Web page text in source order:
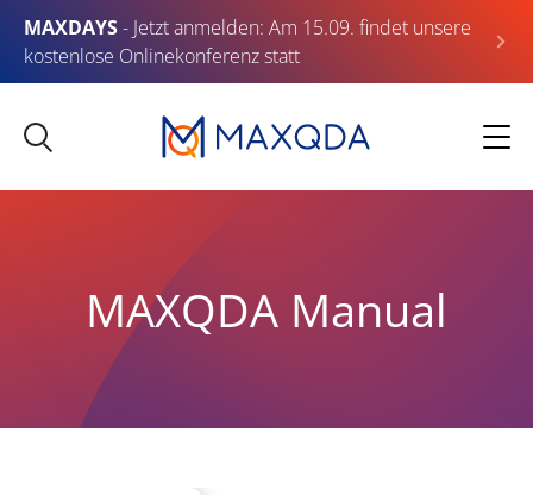
MAXDAYS- Jetzt anmelden: Am 15.09. findet unsere
kostenlose Onlinekonferenz statt
MAXQDA Manual